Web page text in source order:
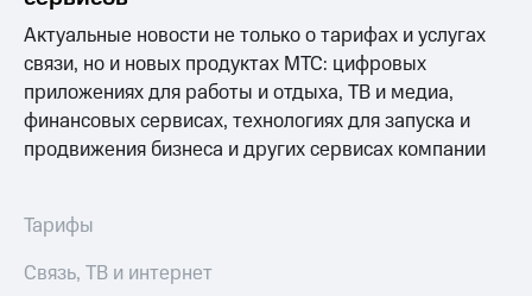
МТС
о технологиях
Достижения
Интервью
Контакты
Актуальные новости не только о тарифах и услугах
связи, но и новых продуктах МТС: цифровых
приложениях для работы и отдыха, ТВ и медиа,
финансовых сервисах, технологиях для запуска и
продвижения бизнеса и других сервисах компании
Тарифы
Связь, ТВ и интернет